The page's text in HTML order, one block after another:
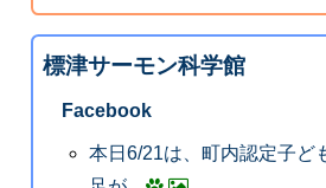
標津サーモン科学館
Facebook
本日6/21は、町内認定子ど